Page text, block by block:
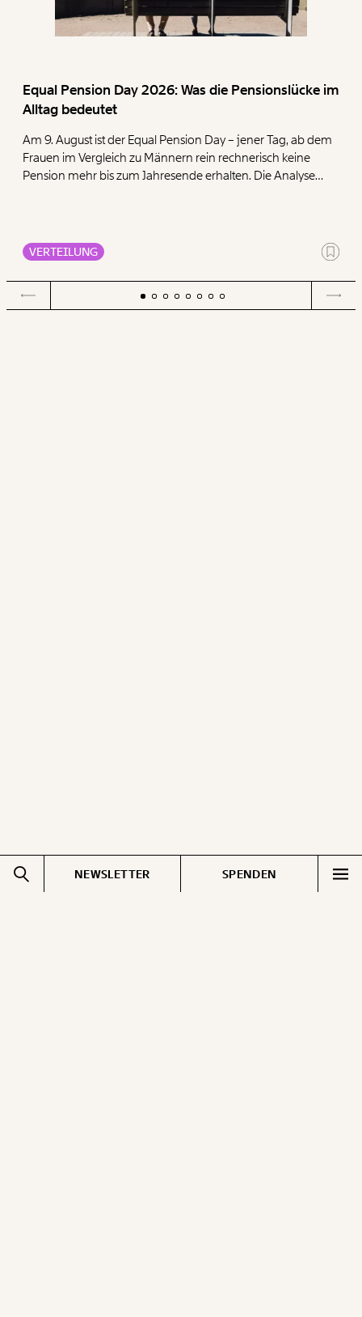
NEWSLETTER SPENDEN
Equal Pension Day 2026: Was die Pensionslücke im
Alltag bedeutet
Am 9. August ist der Equal Pension Day – jener Tag, ab dem
Frauen im Vergleich zu Männern rein rechnerisch keine
Pension mehr bis zum Jahresende erhalten. Die Analyse
Männer.
VERTEILUNG